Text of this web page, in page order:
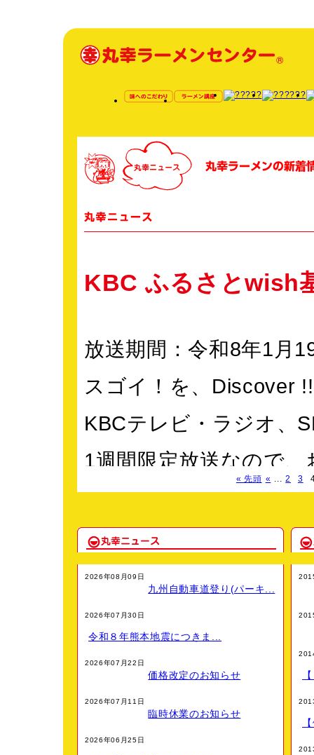
KBC ふるさとwish
放送期間：令和8年1月
スゴイ！を、Discover !!
KBCテレビ・ラジオ、
1週間限定放送なので
放送日、時間帯、内容
着情報』から、ご覧く
https://
« 先頭 « ... 2 3
2026年08月09日
九州自動車道登り(パーキ...
2026年07月30日
令和８年熊本地震につきま...
2026年07月22日
価格改定のお知らせ
2026年07月11日
臨時休業のお知らせ
2026年06月25日